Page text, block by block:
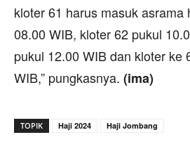
kloter 61 harus masuk asrama
08.00 WIB, kloter 62 pukul
pukul 12.00 WIB dan kloter ke
WIB,” pungkasnya. (ima)
TOPIK Haji 2024 Haji Jombang